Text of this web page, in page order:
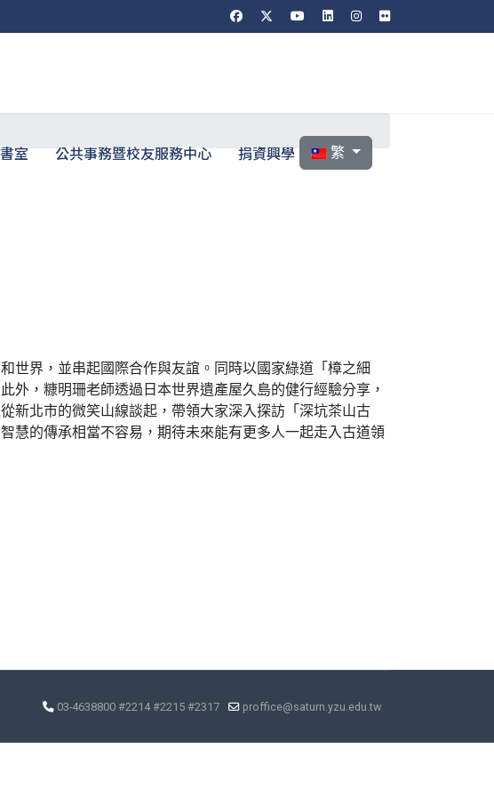
室 公共事務暨校友服務中心 捐資興學 選擇你的語言
繁
界，並串起國際合作與友誼。同時以國家綠道「樟之細
外，糠明珊老師透過日本世界遺產屋久島的健行經驗分享，
新北市的微笑山線談起，帶領大家深入探訪「深坑茶山古
慧的傳承相當不容易，期待未來能有更多人一起走入古道領
03-4638800 #2214 #2215 #2317 proffice@saturn.yzu.edu.tw